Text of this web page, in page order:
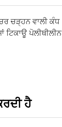
ਵਾਲੀ ਕੰਧ
ਹੈ